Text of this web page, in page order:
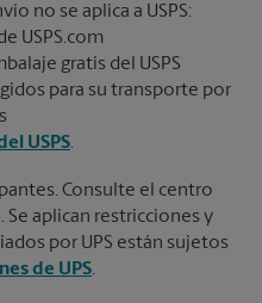
no se aplica a USPS:
USPS.com
gratis del USPS
para su transporte por
USPS.
Consulte el centro
aplican restricciones y
por UPS están sujetos
de UPS.